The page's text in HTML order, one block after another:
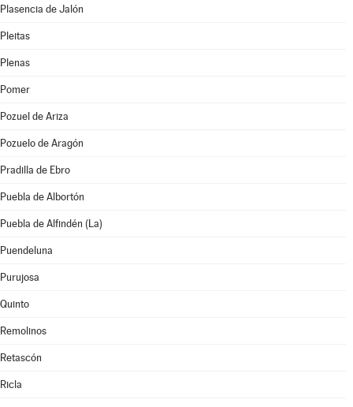
Plasencia de Jalón
Pleitas
Plenas
Pomer
Pozuel de Ariza
Pozuelo de Aragón
Pradilla de Ebro
Puebla de Albortón
Puebla de Alfindén (La)
Puendeluna
Purujosa
Quinto
Remolinos
Retascón
Ricla